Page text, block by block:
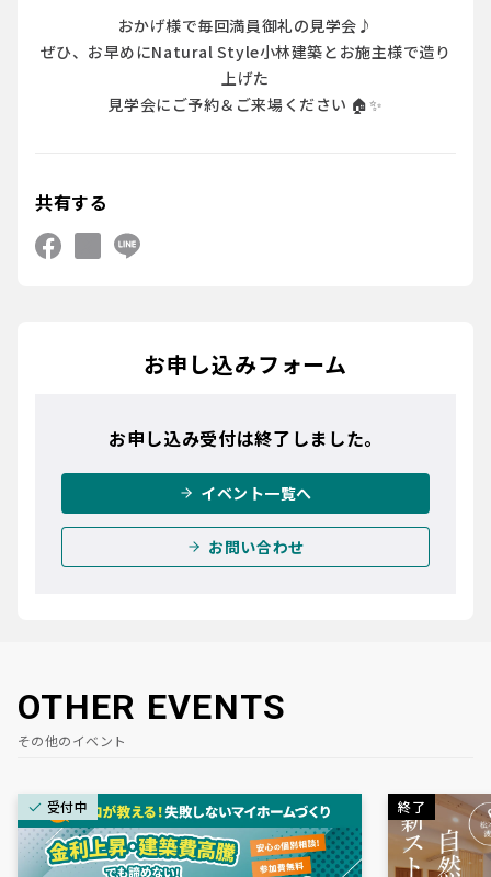
おかげ様で毎回満員御礼の見学会♪
ぜひ、お早めにNatural Style小林建築とお施主様で造り
上げた
見学会にご予約＆ご来場ください 🏠✨
共有する
お申し込みフォーム
お申し込み受付は終了しました。
イベント一覧へ
お問い合わせ
OTHER EVENTS
その他のイベント
受付中 終了